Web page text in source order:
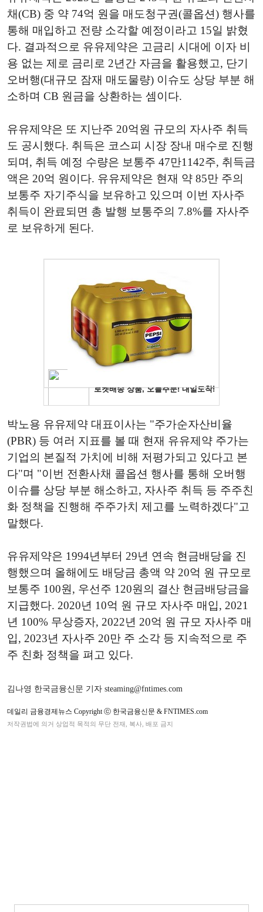
채(CB) 중 약 74억 원을 매도청구권(콜옵션) 행사를
통해 매입하고 전량 소각할 예정이라고 15일 밝혔
다. 결과적으로 유유제약은 고금리 시대에 이자 비
용 없는 제로 금리로 2년간 자금을 활용했고, 단기
오버행(대규모 잠재 매도물량) 이슈도 상당 부분 해
소하며 CB 원금을 상환하는 셈이다.
유유제약은 또 지난주 20억원 규모의 자사주 취득
도 공시했다. 취득은 코스피 시장 장내 매수로 진행
되며, 취득 예정 수량은 보통주 47만1142주, 취득금
액은 20억 원이다. 유유제약은 현재 약 85만 주의
보통주 자기주식을 보유하고 있으며 이번 자사주
취득이 완료되면 총 발행 보통주의 7.8%를 자사주
로 보유하게 된다.
박노용 유유제약 대표이사는 "주가순자산비율
(PBR) 등 여러 지표를 볼 때 현재 유유제약 주가는
기업의 본질적 가치에 비해 저평가되고 있다고 본
다"며 "이번 전환사채 콜옵션 행사를 통해 오버행
이슈를 상당 부분 해소하고, 자사주 취득 등 주주친
화 정책을 진행해 주주가치 제고를 노력하겠다"고
말했다.
유유제약은 1994년부터 29년 연속 현금배당을 진
행했으며 올해에도 배당금 총액 약 20억 원 규모로
보통주 100원, 우선주 120원의 결산 현금배당금을
지급했다. 2020년 10억 원 규모 자사주 매입, 2021
년 100% 무상증자, 2022년 20억 원 규모 자사주 매
입, 2023년 자사주 20만 주 소각 등 지속적으로 주
주 친화 정책을 펴고 있다.
김나영 한국금융신문 기자 steaming@fntimes.com
데일리 금융경제뉴스 Copyright ⓒ 한국금융신문 & FNTIMES.com
저작권법에 의거 상업적 목적의 무단 전재, 복사, 배포 금지